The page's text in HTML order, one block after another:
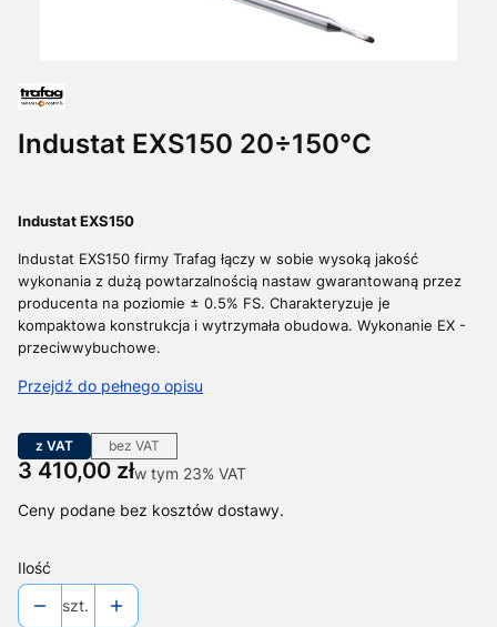
Industat EXS150 20÷150°C
Industat EXS150
Industat EXS150 firmy Trafag łączy w sobie wysoką jakość
wykonania z dużą powtarzalnością nastaw gwarantowaną przez
producenta na poziomie ± 0.5% FS. Charakteryzuje je
kompaktowa konstrukcja i wytrzymała obudowa. Wykonanie EX -
przeciwwybuchowe.
Przejdź do pełnego opisu
z VAT bez VAT
Cena
3 410,00 złw tym 23% VAT
w tym 23% VAT
Ceny podane bez kosztów dostawy.
Ilość
szt.